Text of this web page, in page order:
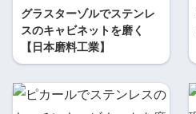
グラスターゾルでステンレ
スのキャビネットを磨く
【日本磨料工業】